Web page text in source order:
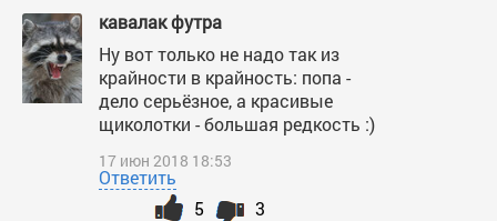
кавалак футра
Ну вот только не надо так из
крайности в крайность: попа -
дело серьёзное, а красивые
щиколотки - большая редкость :)
17 июн 2018 18:53
Ответить
3
5